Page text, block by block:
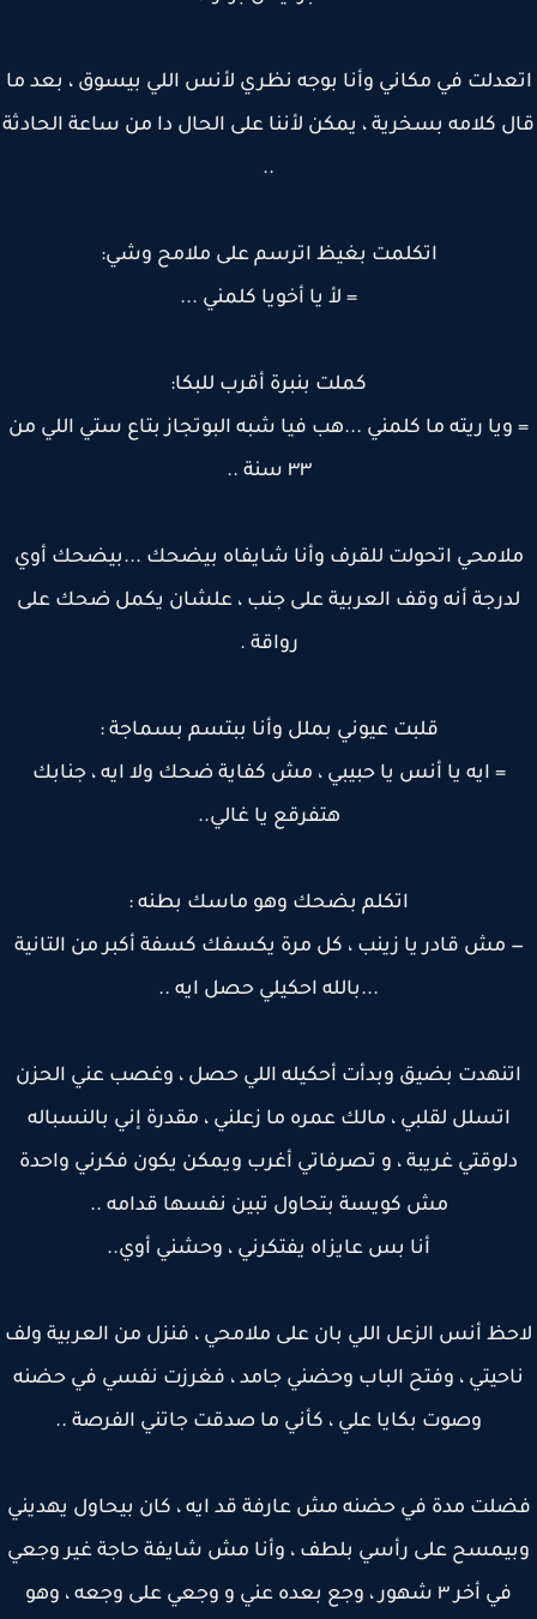
في مكاني وأنا بوجه نظري لأنس اللي بيسوق ، بعد ما
كلامه بسخرية ، يمكن لأننا على الحال دا من ساعة الحادثة
اتكلمت بغيظ اترسم على ملامح وشي:
= لأ يا أخويا كلمني ...
كملت بنبرة أقرب للبكا:
ريته ما كلمني ...هب فيا شبه البوتجاز بتاع ستي اللي من
٣٣ سنة ..
اتحولت للقرف وأنا شايفاه بيضحك ...بيضحك أوي
أنه وقف العربية على جنب ، علشان يكمل ضحك على
رواقة .
قلبت عيوني بملل وأنا ببتسم بسماجة :
= ايه يا أنس يا حبيبي ، مش كفاية ضحك ولا ايه ، جنابك
هتفرقع يا غالي..
اتكلم بضحك وهو ماسك بطنه :
مش قادر يا زينب ، كل مرة يكسفك كسفة أكبر من التانية
...بالله احكيلي حصل ايه ..
بضيق وبدأت أحكيله اللي حصل ، وغصب عني الحزن
اتسلل لقلبي ، مالك عمره ما زعلني ، مقدرة إني بالنسباله
غريبة ، و تصرفاتي أغرب ويمكن يكون فكرني واحدة
مش كويسة بتحاول تبين نفسها قدامه ..
أنا بس عايزاه يفتكرني ، وحشني أوي..
أنس الزعل اللي بان على ملامحي ، فنزل من العربية ولف
، وفتح الباب وحضني جامد ، فغرزت نفسي في حضنه
وصوت بكايا علي ، كأني ما صدقت جاتني الفرصة ..
مدة في حضنه مش عارفة قد ايه ، كان بيحاول يهديني
على رأسي بلطف ، وأنا مش شايفة حاجة غير وجعي
في أخر ٣ شهور ، وجع بعده عني و وجعي على وجعه ، وهو